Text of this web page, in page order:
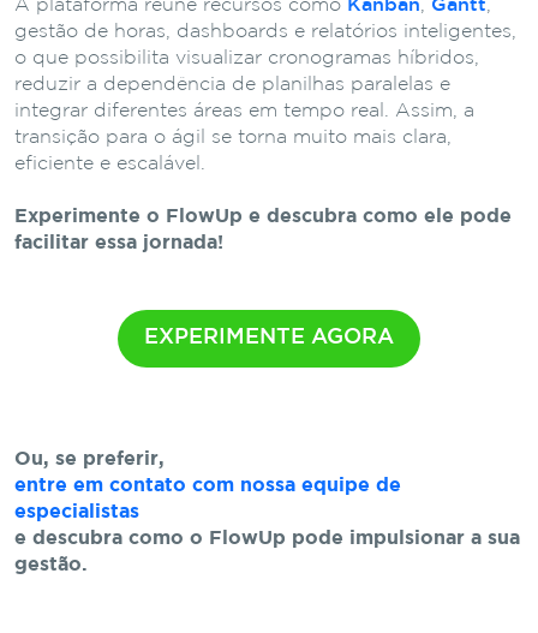
A plataforma reúne recursos como Kanban Gantt
gestão de horas, dashboards e relatórios inteligentes,
o que possibilita visualizar cronogramas híbridos,
reduzir a dependência de planilhas paralelas e
integrar diferentes áreas em tempo real. Assim, a
transição para o ágil se torna muito mais clara,
eficiente e escalável.
Experimente o FlowUp e descubra como ele pode
facilitar essa jornada!
EXPERIMENTE AGORA
Ou, se preferir,
entre em contato com nossa equipe de
especialistas
e descubra como o FlowUp pode impulsionar a sua
gestão.